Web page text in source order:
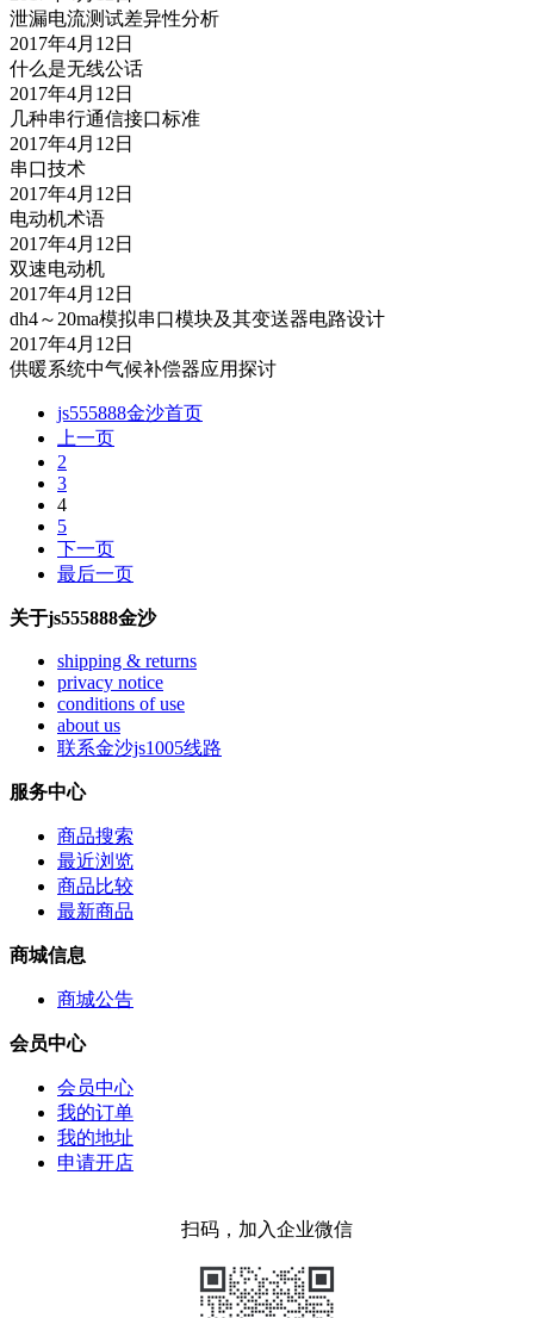
泄漏电流测试差异性分析
2017年4月12日
什么是无线公话
2017年4月12日
几种串行通信接口标准
2017年4月12日
串口技术
2017年4月12日
电动机术语
2017年4月12日
双速电动机
2017年4月12日
dh4～20ma模拟串口模块及其变送器电路设计
2017年4月12日
供暖系统中气候补偿器应用探讨
js555888金沙首页
上一页
2
3
4
5
下一页
最后一页
关于js555888金沙
shipping & returns
privacy notice
conditions of use
about us
联系金沙js1005线路
服务中心
商品搜索
最近浏览
商品比较
最新商品
商城信息
商城公告
会员中心
会员中心
我的订单
我的地址
申请开店
扫码，加入企业微信